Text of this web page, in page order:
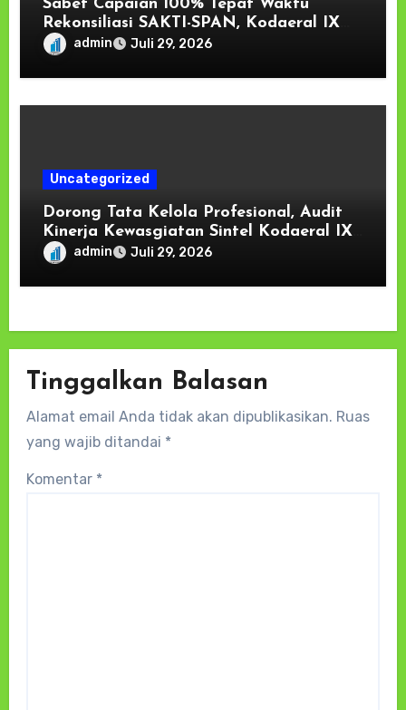
Sabet Capaian 100% Tepat Waktu
Rekonsiliasi SAKTI-SPAN, Kodaeral IX
Raih Penghargaan dari KPPN Ambon
admin Juli 29, 2026
Uncategorized
Dorong Tata Kelola Profesional, Audit
Kinerja Kewasgiatan Sintel Kodaeral IX
Resmi Ditutup
admin Juli 29, 2026
Tinggalkan Balasan
Alamat email Anda tidak akan dipublikasikan. Ruas
yang wajib ditandai *
Komentar *